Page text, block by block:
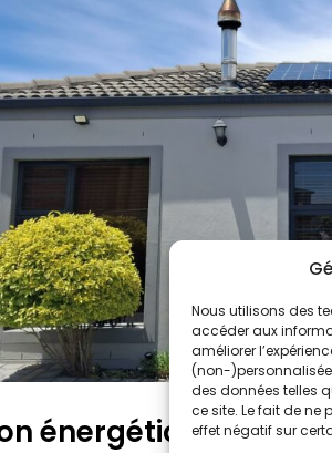
Nous utilisons des
accéder aux
améliorer
(non-
des données telles
ce site. Le fait de ne
effet négatif sur
énergétique au